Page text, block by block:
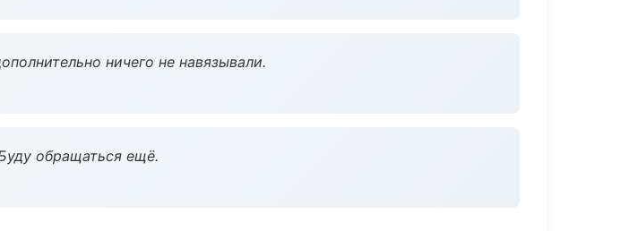
ничего не навязывали.
обращаться ещё.